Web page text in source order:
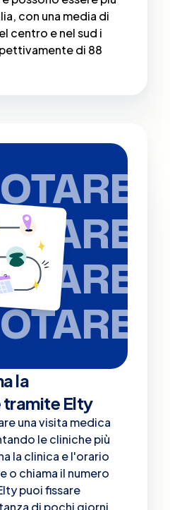
con una media di
centro e nel sud i
di 88
la
Elty
una visita medica
le cliniche più
la clinica e l'orario
o chiama il numero
puoi fissare
di pochi giorni